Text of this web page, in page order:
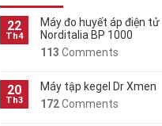
22
Th4
Máy đo huyết áp điện tử
Norditalia BP 1000
113 Comments
20
Th3
Máy tập kegel Dr Xmen
172Comments